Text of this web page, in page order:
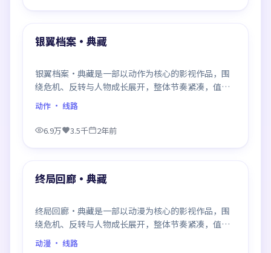
最新
银翼档案·典藏
银翼档案·典藏是一部以动作为核心的影视作品，围
绕危机、反转与人物成长展开，整体节奏紧凑，值得
推荐观看。
动作 · 线路
6.9万 3.5千 2年前
最新
终局回廊·典藏
终局回廊·典藏是一部以动漫为核心的影视作品，围
绕危机、反转与人物成长展开，整体节奏紧凑，值得
推荐观看。
动漫 · 线路